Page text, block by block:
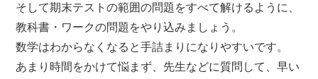
そして期末テストの範囲の問題をすべて解けるように、
教科書・ワークの問題をやり込みましょう。
数学はわからなくなると手詰まりになりやすいです。
あまり時間をかけて悩まず、先生などに質問して、早い